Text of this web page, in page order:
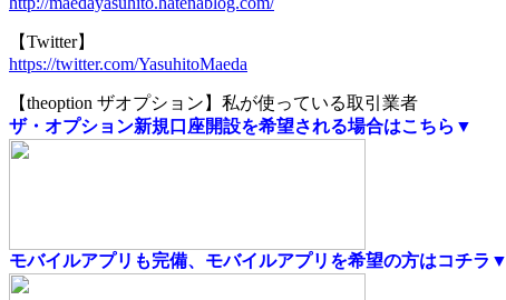
【Twitter】
https://twitter.com/YasuhitoMaeda
【theoption ザオプション】私が使っている取引業者
ザ・オプション新規口座開設を希望される場合はこちら▼
モバイルアプリも完備、モバイルアプリを希望の方はコチラ▼